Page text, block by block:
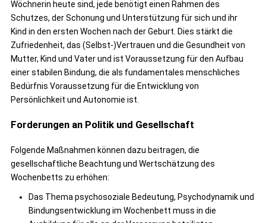
Wöchnerin heute sind, jede benötigt einen Rahmen des
Schutzes, der Schonung und Unterstützung für sich und ihr
Kind in den ersten Wochen nach der Geburt. Dies stärkt die
Zufriedenheit, das (Selbst-)Vertrauen und die Gesundheit von
Mutter, Kind und Vater und ist Voraussetzung für den Aufbau
einer stabilen Bindung, die als fundamentales menschliches
Bedürfnis Voraussetzung für die Entwicklung von
Persönlichkeit und Autonomie ist.
Forderungen an Politik und Gesellschaft
Folgende Maßnahmen können dazu beitragen, die
gesellschaftliche Beachtung und Wertschätzung des
Wochenbetts zu erhöhen:
Das Thema psychosoziale Bedeutung, Psychodynamik und
Bindungsentwicklung im Wochenbett muss in die